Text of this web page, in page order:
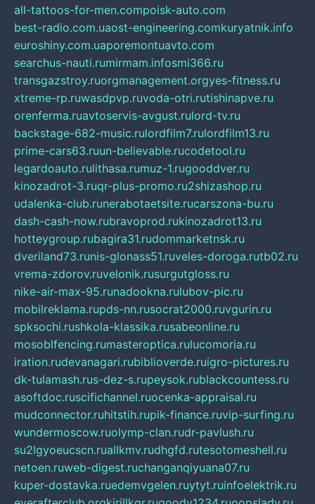
all-tattoos-for-men.compoisk-auto.com
best-radio.com.uaost-engineering.comkuryatnik.info
euroshiny.com.uaporemontuavto.com
searchus-nauti.rumirmam.infosmi366.ru
transgazstroy.ruorgmanagement.orgyes-fitness.ru
xtreme-rp.ruwasdpvp.ruvoda-otri.rutishinapve.ru
orenferma.ruavtoservis-avgust.rulord-tv.ru
backstage-682-music.rulordfilm7.rulordfilm13.ru
prime-cars63.ruun-believable.rucodetool.ru
legardoauto.rulithasa.rumuz-1.rugooddver.ru
kinozadrot-3.ruqr-plus-promo.ru2shizashop.ru
udalenka-club.runerabotaetsite.rucarszona-bu.ru
dash-cash-now.rubravoprod.rukinozadrot13.ru
hotteygroup.rubagira31.rudommarketnsk.ru
dveriland73.runis-glonass51.ruveles-doroga.rutb02.ru
vrema-zdorov.ruvelonik.rusurgutgloss.ru
nike-air-max-95.runadookna.rulubov-pic.ru
mobilreklama.rupds-nn.rusocrat2000.ruvgurin.ru
spksochi.rushkola-klassika.rusabeonline.ru
mosoblfencing.rumasteroptica.rulucomoria.ru
iration.rudevanagari.rubiblioverde.ruigro-pictures.ru
dk-tulamash.rus-dez-s.rupeysok.rublackcountess.ru
asoftdoc.ruscifichannel.ruocenka-appraisal.ru
mudconnector.ruhitstih.rupik-finance.ruvip-surfing.ru
wundermoscow.ruolymp-clan.rudr-pavlush.ru
su2lgyoeucscn.ruallkmv.rudhgfd.rutesotomeshell.ru
netoen.ruweb-digest.ruchanganqiyuana07.ru
kuper-dostavka.ruedemvgelen.ruytyt.ruinfoelektrik.ru